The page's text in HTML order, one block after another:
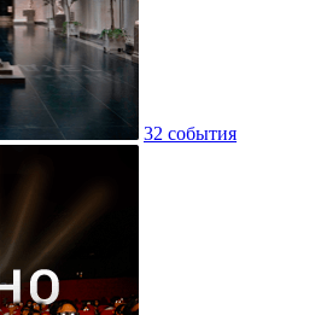
32 события